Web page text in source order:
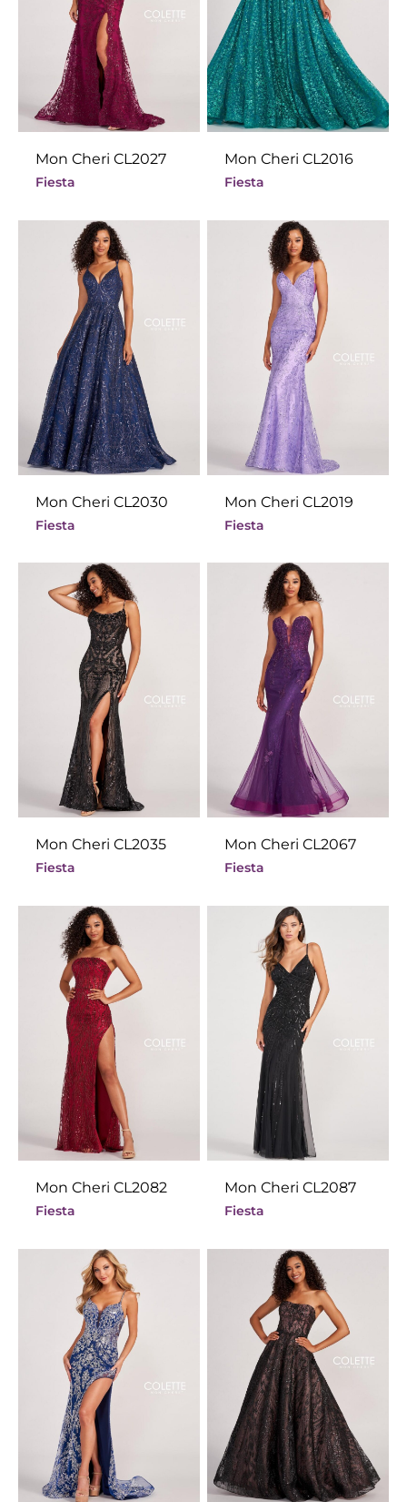
Mon Cheri CL2027
Fiesta
Mon Cheri CL2016
Fiesta
Mon Cheri CL2030
Fiesta
Mon Cheri CL2019
Fiesta
Mon Cheri CL2035
Fiesta
Mon Cheri CL2067
Fiesta
Mon Cheri CL2082
Fiesta
Mon Cheri CL2087
Fiesta